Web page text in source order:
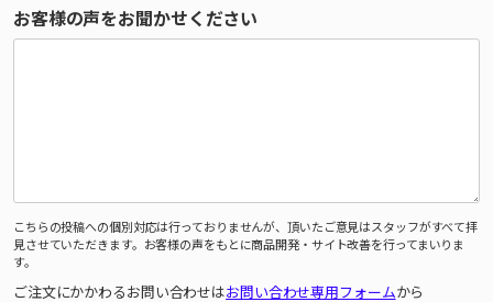
お客様の声をお聞かせください
こちらの投稿への個別対応は行っておりませんが、頂いたご意見はスタッフがすべて拝
見させていただきます。お客様の声をもとに商品開発・サイト改善を行ってまいりま
す。
ご注文にかかわるお問い合わせはお問い合わせ専用フォームから